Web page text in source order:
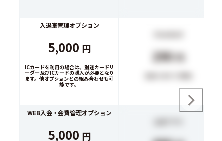
入退室管理オプション
5,000 円
ICカードを利用の場合は、別途カードリ
ーダー及びICカードの購入が必要となり
ます。他オプションとの組み合わせも可
能です。
WEB入会・会費管理オプション
5,000 円
290